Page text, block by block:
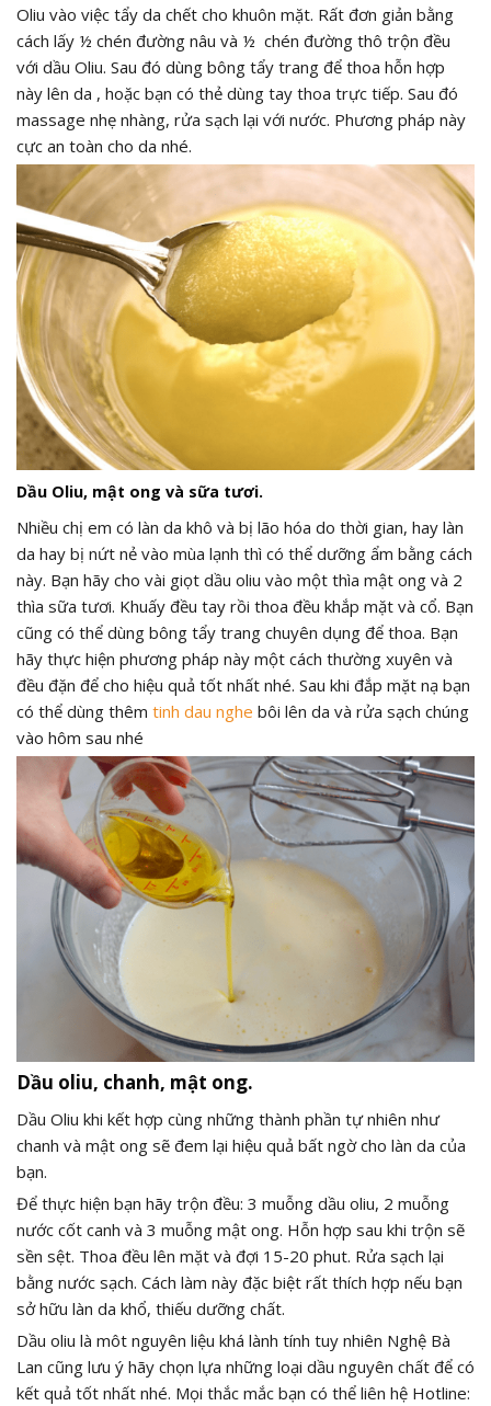
Oliu vào việc tẩy da chết cho khuôn mặt. Rất đơn giản bằng
cách lấy ½ chén đường nâu và ½ chén đường thô trộn đều
với dầu Oliu. Sau đó dùng bông tẩy trang để thoa hỗn hợp
này lên da , hoặc bạn có thẻ dùng tay thoa trực tiếp. Sau đó
massage nhẹ nhàng, rửa sạch lại với nước. Phương pháp này
cực an toàn cho da nhé.
Dầu Oliu, mật ong và sữa tươi.
Nhiều chị em có làn da khô và bị lão hóa do thời gian, hay làn
da hay bị nứt nẻ vào mùa lạnh thì có thể dưỡng ẩm bằng cách
này. Bạn hãy cho vài giọt dầu oliu vào một thìa mật ong và 2
thìa sữa tươi. Khuấy đều tay rồi thoa đều khắp mặt và cổ. Bạn
cũng có thể dùng bông tẩy trang chuyên dụng để thoa. Bạn
hãy thực hiện phương pháp này một cách thường xuyên và
đều đặn để cho hiệu quả tốt nhất nhé. Sau khi đắp mặt nạ bạn
có thể dùng thêm tinh dau nghe bôi lên da và rửa sạch chúng
vào hôm sau nhé
Dầu oliu, chanh, mật ong.
Dầu Oliu khi kết hợp cùng những thành phần tự nhiên như
chanh và mật ong sẽ đem lại hiệu quả bất ngờ cho làn da của
bạn.
Để thực hiện bạn hãy trộn đều: 3 muỗng dầu oliu, 2 muỗng
nước cốt canh và 3 muỗng mật ong. Hỗn hợp sau khi trộn sẽ
sền sệt. Thoa đều lên mặt và đợi 15-20 phut. Rửa sạch lại
bằng nước sạch. Cách làm này đặc biệt rất thích hợp nếu bạn
sở hữu làn da khổ, thiếu dưỡng chất.
Dầu oliu là môt nguyên liệu khá lành tính tuy nhiên Nghệ Bà
Lan cũng lưu ý hãy chọn lựa những loại dầu nguyên chất để có
kết quả tốt nhất nhé. Mọi thắc mắc bạn có thể liên hệ Hotline: